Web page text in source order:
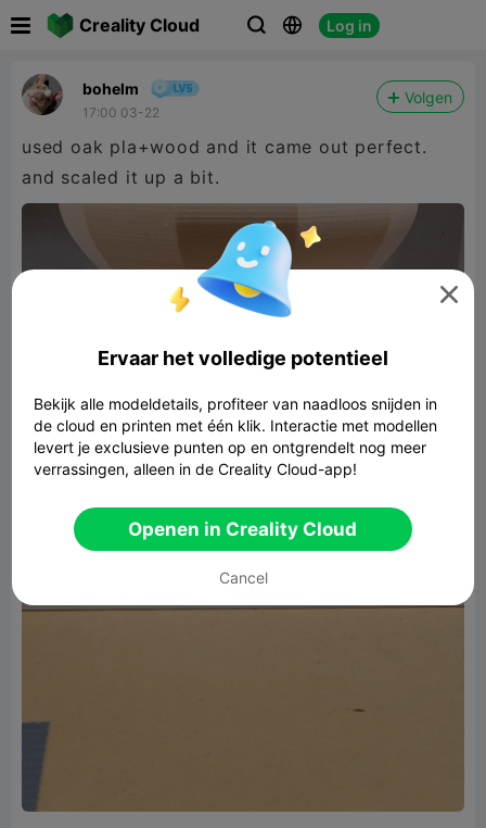
Creality Cloud   Log in
bohelm
17:00 03-22
Volgen
used oak pla+wood and it came out perfect.
and scaled it up a bit.

Ervaar het volledige potentieel
Bekijk alle modeldetails, profiteer van naadloos snijden in
de cloud en printen met één klik. Interactie met modellen
levert je exclusieve punten op en ontgrendelt nog meer
verrassingen, alleen in de Creality Cloud-app!
Openen in Creality Cloud
Cancel